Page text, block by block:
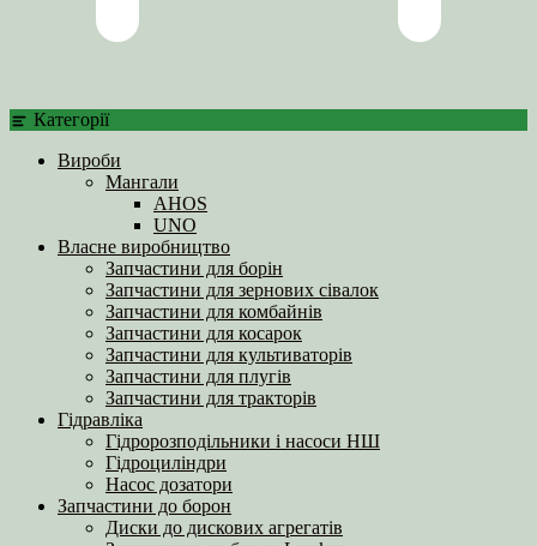
Категорії
Вироби
Мангали
AHOS
UNO
Власне виробництво
Запчастини для борін
Запчастини для зернових сівалок
Запчастини для комбайнів
Запчастини для косарок
Запчастини для культиваторів
Запчастини для плугів
Запчастини для тракторів
Гідравліка
Гідророзподільники і насоси НШ
Гідроциліндри
Насос дозатори
Запчастини до борон
Диски до дискових агрегатів